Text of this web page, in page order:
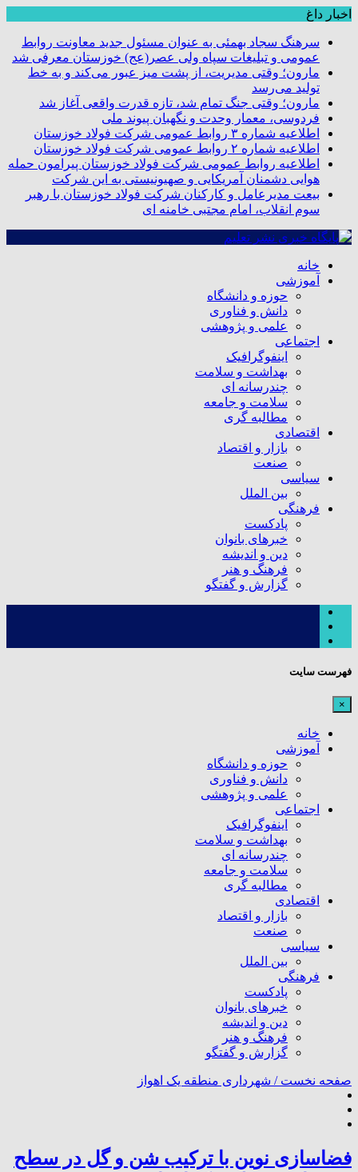
اخبار داغ
سرهنگ سجاد بهمئی به عنوان مسئول جدید معاونت روابط
عمومی و تبلیغات سپاه ولی عصر(عج) خوزستان معرفی شد
مارون؛ وقتی مدیریت، از پشت میز عبور می‌کند و به خط
تولید می‌رسد
مارون؛ وقتی جنگ تمام شد، تازه قدرت واقعی آغاز شد
فردوسی، معمار وحدت و نگهبان پیوند ملی
اطلاعیه شماره ۳ روابط عمومی شرکت فولاد خوزستان
اطلاعیه شماره ۲ روابط عمومی شرکت فولاد خوزستان
اطلاعیه روابط عمومی شرکت فولاد خوزستان پیرامون حمله
هوایی دشمنان آمریکایی و صهیونیستی به این شرکت
بیعت مدیرعامل و کارکنان شرکت فولاد خوزستان با رهبر
سوم انقلاب، امام مجتبی خامنه ای
خانه
آموزشی
حوزه و دانشگاه
دانش و فناوری
علمی و پژوهشی
اجتماعی
اینفوگرافیک
بهداشت و سلامت
چندرسانه ای
سلامت و جامعه
مطالبه گری
اقتصادی
بازار و اقتصاد
صنعت
سیاسی
بین الملل
فرهنگی
پادکست
خبرهای بانوان
دین و اندیشه
فرهنگ و هنر
گزارش و گفتگو
فهرست سایت
×
خانه
آموزشی
حوزه و دانشگاه
دانش و فناوری
علمی و پژوهشی
اجتماعی
اینفوگرافیک
بهداشت و سلامت
چندرسانه ای
سلامت و جامعه
مطالبه گری
اقتصادی
بازار و اقتصاد
صنعت
سیاسی
بین الملل
فرهنگی
پادکست
خبرهای بانوان
دین و اندیشه
فرهنگ و هنر
گزارش و گفتگو
صفحه نخست / شهرداری منطقه یک اهواز
فضاسازی نوین با ترکیب شن و گل در سطح